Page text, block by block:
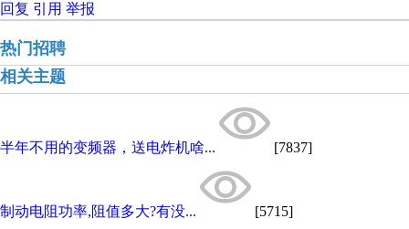
回复 引用 举报
热门招聘
相关主题
半年不用的变频器，送电炸机啥... [7837]
制动电阻功率,阻值多大?有没... [5715]